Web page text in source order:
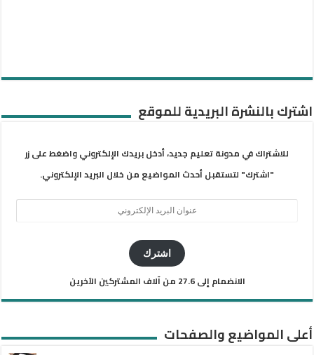
اشترك بالنشرة البريدية للموقع
للاشتراك في مدونة تعليم جديد، أدخل بريدك الإلكتروني واضغط على زر
"اشترك" لتستقبل أحدث المواضيع من خلال البريد الإلكتروني.
اشترك
الانضمام إلى 27.6 من آلاف المشتركين الآخرين
أعلى المواضيع والصفحات